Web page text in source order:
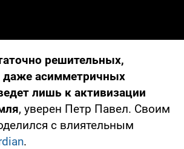
решительных,
даже асимметричных
лишь к активизации
, уверен Петр Павел. Своим
с влиятельным
.